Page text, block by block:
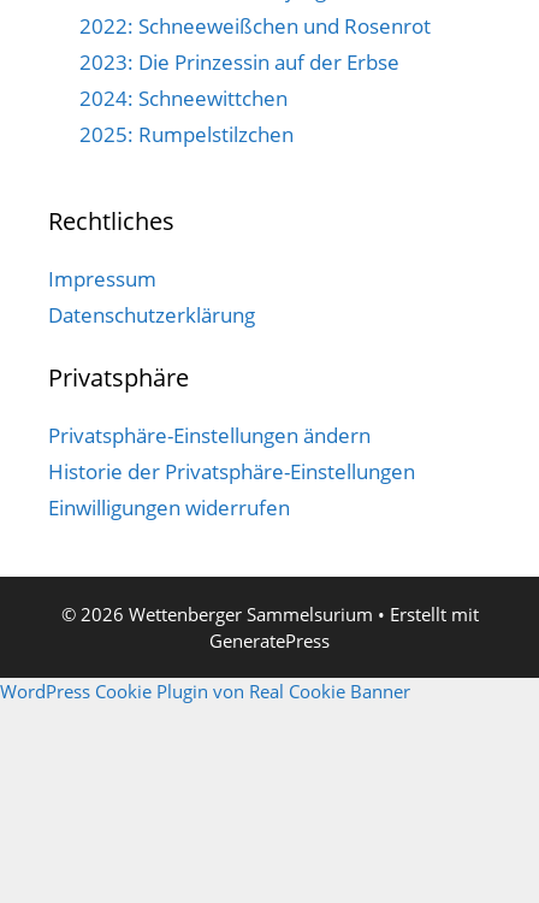
2022: Schneeweißchen und Rosenrot
2023: Die Prinzessin auf der Erbse
2024: Schneewittchen
2025: Rumpelstilzchen
Rechtliches
Impressum
Datenschutzerklärung
Privatsphäre
Privatsphäre-Einstellungen ändern
Historie der Privatsphäre-Einstellungen
Einwilligungen widerrufen
© 2026 Wettenberger Sammelsurium • Erstellt mit
GeneratePress
WordPress Cookie Plugin von Real Cookie Banner